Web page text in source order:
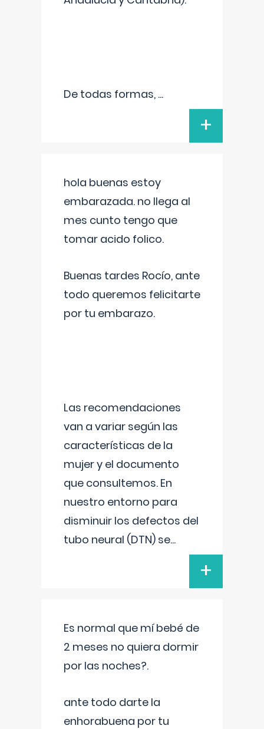
De todas formas, ...
+
hola buenas estoy
embarazada. no llega al
mes cunto tengo que
tomar acido folico.
Buenas tardes Rocío, ante
todo queremos felicitarte
por tu embarazo.
Las recomendaciones
van a variar según las
características de la
mujer y el documento
que consultemos. En
nuestro entorno para
disminuir los defectos del
tubo neural (DTN) se...
+
Es normal que mí bebé de
2 meses no quiera dormir
por las noches?.
ante todo darte la
enhorabuena por tu